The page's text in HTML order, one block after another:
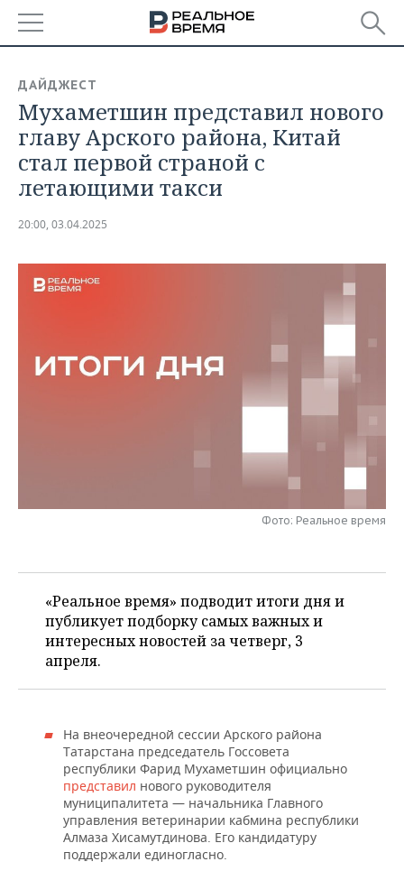
БАШКОРТОСТАН
ТАТАРСТАН
УДМУРТИЯ
НОВОСТИ
АНАЛИТИКА
НОВОСТИ АНАЛИТИКИ
ДЕКЛАРАЦИИ О ДОХОДАХ
КОРОЛИ ГОСЗАКАЗА ПФО
КОМУ ПРИНАДЛЕЖАТ
ТОРГОВЫЕ ЦЕНТРЫ
ТАТАРСТАНА
ЭКОНОМИКА
НОВОСТИ ЭКОНОМИКИ
ФИНАНСЫ
БЮДЖЕТ
ПРОМЫШЛЕННОСТЬ
ПРОМЫШЛЕННОСТИ
МАШИНОСТРОЕНИЕ
НЕДВИЖИМОСТЬ
НОВОСТИ АВТО
БИЗНЕС
ONLINE-КОНФЕРЕНЦИИ
ОТКРЫТАЯ ЛЕКЦИЯ
ХОККЕЙ
БАСКЕТБОЛ
ВОЛЕЙБОЛ
КИБЕРСПОРТ
ФИГУРНОЕ КАТАНИЕ
ВОДНЫЕ ВИДЫ СПОРТА
ХОККЕЙ С МЯЧОМ
ВЛАСТЬ
ИНФРАСТРУКТУРА
ИСТОРИЯ
КУЛЬТУРА
МЕДИЦИНА
ОБРАЗОВАНИЕ
ПРОИСШЕСТВИЯ
СЮЖЕТЫ
СПРАВОЧНИК
СПИСОК ПЕРСОН
СПИСОК КОМПАНИЙ
ПОЛНАЯ ВЕРСИЯ
ДАЙДЖЕСТ
Мухаметшин представил нового
главу Арского района, Китай
стал первой страной с
летающими такси
20:00, 03.04.2025
Фото: Реальное время
«Реальное время» подводит итоги дня и
публикует подборку самых важных и
интересных новостей за четверг, 3
апреля.
На внеочередной сессии Арского района
Татарстана председатель Госсовета
республики Фарид Мухаметшин официально
представил нового руководителя
муниципалитета — начальника Главного
управления ветеринарии кабмина республики
Алмаза Хисамутдинова. Его кандидатуру
поддержали единогласно.